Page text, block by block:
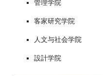
管理学院
客家研究学院
人文与社会学院
設計学院